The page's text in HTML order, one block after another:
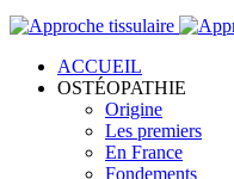
ACCUEIL
OSTÉOPATHIE
Origine
Les premiers
En France
Fondements